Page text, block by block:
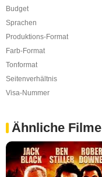
Budget
Sprachen
Produktions-Format
Farb-Format
Tonformat
Seitenverhältnis
Visa-Nummer
Ähnliche Filme